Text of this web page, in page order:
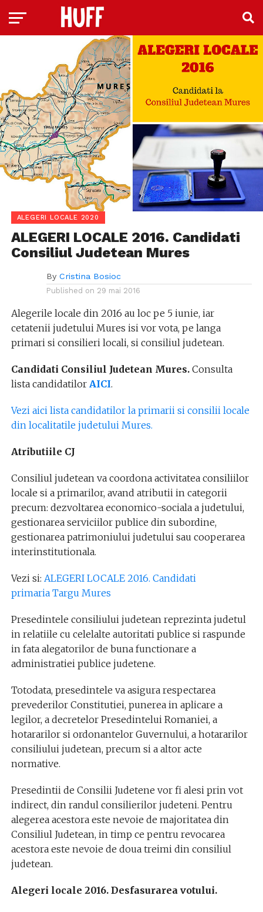
ALEGERI LOCALE 2020
ALEGERI LOCALE 2016. Candidati
Consiliul Judetean Mures
By Cristina Bosioc
Published on 29 mai 2016
Alegerile locale din 2016 au loc pe 5 iunie, iar
cetatenii judetului Mures isi vor vota, pe langa
primari si consilieri locali, si consiliul judetean.
Candidati Consiliul Judetean Mures.Consulta
lista candidatilor AICI.
Vezi aici lista candidatilor la primarii si consilii locale
din localitatile judetului Mures.
Atributiile CJ
Consiliul judetean va coordona activitatea consiliilor
locale si a primarilor, avand atributii in categorii
precum: dezvoltarea economico-sociala a judetului,
gestionarea serviciilor publice din subordine,
gestionarea patrimoniului judetului sau cooperarea
interinstitutionala.
Vezi si: ALEGERI LOCALE 2016. Candidati
primaria Targu Mures
Presedintele consiliului judetean reprezinta judetul
in relatiile cu celelalte autoritati publice si raspunde
in fata alegatorilor de buna functionare a
administratiei publice judetene.
Totodata, presedintele va asigura respectarea
prevederilor Constitutiei, punerea in aplicare a
legilor, a decretelor Presedintelui Romaniei, a
hotararilor si ordonantelor Guvernului, a hotararilor
consiliului judetean, precum si a altor acte
normative.
Presedintii de Consilii Judetene vor fi alesi prin vot
indirect, din randul consilierilor judeteni. Pentru
alegerea acestora este nevoie de majoritatea din
Consiliul Judetean, in timp ce pentru revocarea
acestora este nevoie de doua treimi din consiliul
judetean.
Alegeri locale 2016. Desfasurarea votului.